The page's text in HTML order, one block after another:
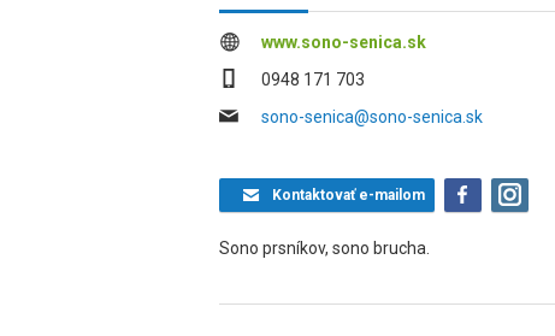
www.sono-senica.sk
0948 171 703
sono-senica@sono-senica.sk
Kontaktovaťe-mailom
Sono prsníkov, sono brucha.